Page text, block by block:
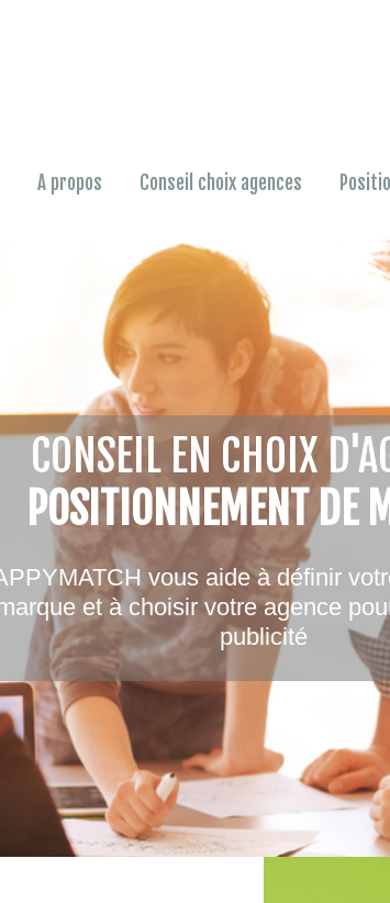
A propos Conseil choix agences
CONSEIL EN CHOIX
POSITIONNEMENT DE
vous aide à définir
et à choisir votre agence
publicité